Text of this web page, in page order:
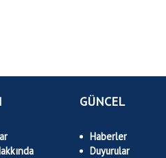
GÜNCEL
Haberler
Duyurular